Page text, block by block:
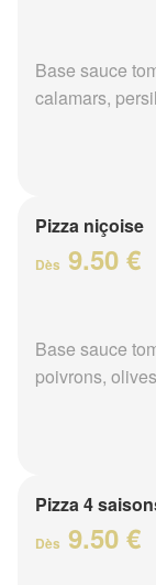
Base sauce
calamars,
Pizza niçoise
Dès 9.50 €
Base sauce
poivrons,
Pizza 4
Dès 9.50 €